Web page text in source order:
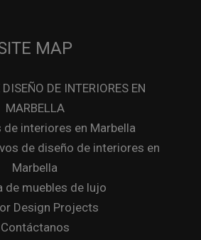
MAP
DE INTERIORES EN
MARBELLA
de interiores en Marbella
de diseño de interiores en
Marbella
de muebles de lujo
Design Projects
Contáctanos